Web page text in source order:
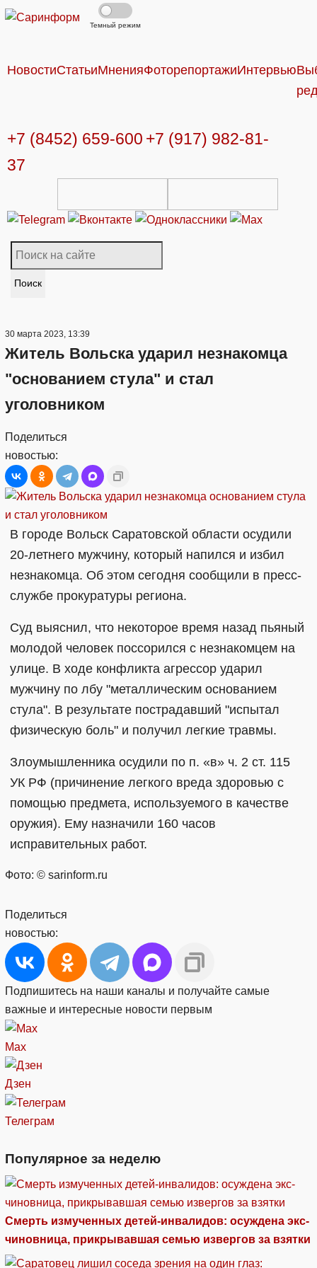
Темный режим
НовостиСтатьиМненияФоторепортажиИнтервью
+7 (8452) 659-600 +7 (917) 982-81-
37
Поиск
30 марта 2023, 13:39
Житель Вольска ударил незнакомца
"основанием стула" и стал
уголовником
Поделиться
новостью:
В городе Вольск Саратовской области осудили
20-летнего мужчину, который напился и избил
незнакомца. Об этом сегодня сообщили в пресс-
службе прокуратуры региона.
Суд выяснил, что некоторое время назад пьяный
молодой человек поссорился с незнакомцем на
улице. В ходе конфликта агрессор ударил
мужчину по лбу "металлическим основанием
стула". В результате пострадавший "испытал
физическую боль" и получил легкие травмы.
Злоумышленника осудили по п. «в» ч. 2 ст. 115
УК РФ (причинение легкого вреда здоровью с
помощью предмета, используемого в качестве
оружия). Ему назначили 160 часов
исправительных работ.
Фото: © sarinform.ru
Поделиться
новостью:
Подпишитесь на наши каналы и получайте самые
важные и интересные новости первым
Max
Дзен
Телеграм
Популярное за неделю
Смерть измученных детей-инвалидов: осуждена экс-
чиновница, прикрывавшая семью извергов за взятки